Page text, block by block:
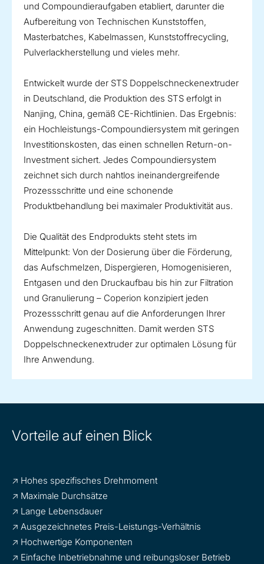
und Compoundieraufgaben etabliert, darunter die
Aufbereitung von Technischen Kunststoffen,
Masterbatches, Kabelmassen, Kunststoffrecycling,
Pulverlackherstellung und vieles mehr.
Entwickelt wurde der STS Doppelschneckenextruder
in Deutschland, die Produktion des STS erfolgt in
Nanjing, China, gemäß CE-Richtlinien. Das Ergebnis:
ein Hochleistungs-Compoundiersystem mit geringen
Investitionskosten, das einen schnellen Return-on-
Investment sichert. Jedes Compoundiersystem
zeichnet sich durch nahtlos ineinandergreifende
Prozessschritte und eine schonende
Produktbehandlung bei maximaler Produktivität aus.
Die Qualität des Endprodukts steht stets im
Mittelpunkt: Von der Dosierung über die Förderung,
das Aufschmelzen, Dispergieren, Homogenisieren,
Entgasen und den Druckaufbau bis hin zur Filtration
und Granulierung – Coperion konzipiert jeden
Prozessschritt genau auf die Anforderungen Ihrer
Anwendung zugeschnitten. Damit werden STS
Doppelschneckenextruder zur optimalen Lösung für
Ihre Anwendung.
Vorteile auf einen Blick
↗ Hohes spezifisches Drehmoment
↗ Maximale Durchsätze
↗ Lange Lebensdauer
↗ Ausgezeichnetes Preis-Leistungs-Verhältnis
↗ Hochwertige Komponenten
↗ Einfache Inbetriebnahme und reibungsloser Betrieb